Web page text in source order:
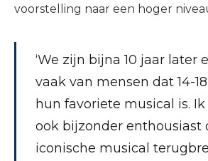
voorstelling naar een hoger
‘We zijn bijna 10 jaar later
vaak van mensen dat 14-
hun favoriete musical is.
ook bijzonder enthousiast
iconische musical